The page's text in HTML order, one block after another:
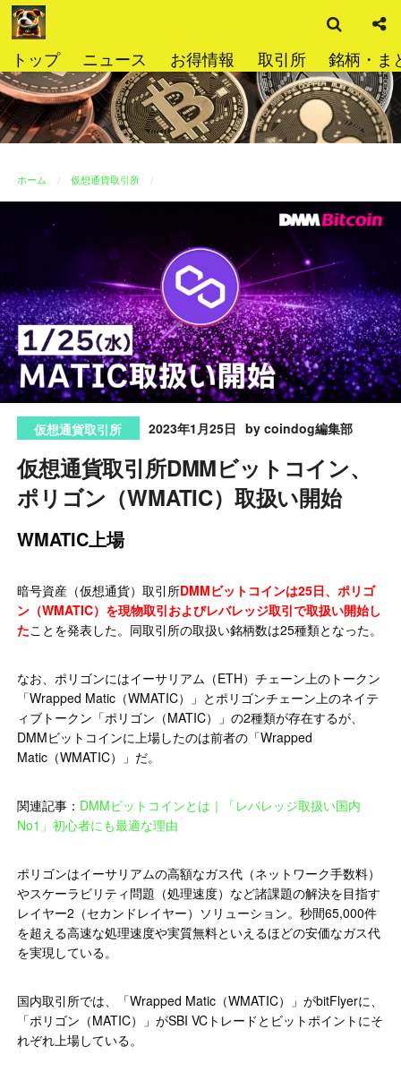
コ
ン
ン
ツ
へ
ス
プ
トップ ニュース お得情報 取引所 銘柄・ま
索
ホーム 仮想通貨取引所
仮想通貨取引所 2023年1月25日 by coindog編集部
仮想通貨取引所DMMビットコイン、
ポリゴン（WMATIC）取扱い開始
WMATIC上場
暗号資産（仮想通貨）取引所DMMビットコインは25日、ポリゴ
ン（WMATIC）を現物取引およびレバレッジ取引で取扱い開始し
たことを発表した。同取引所の取扱い銘柄数は25種類となった。
なお、ポリゴンにはイーサリアム（ETH）チェーン上のトークン
「Wrapped Matic（WMATIC）」とポリゴンチェーン上のネイテ
ィブトークン「ポリゴン（MATIC）」の2種類が存在するが、
DMMビットコインに上場したのは前者の「Wrapped
Matic（WMATIC）」だ。
関連記事： DMMビットコインとは｜「レバレッジ取扱い国内
No1」初心者にも最適な理由
ポリゴンはイーサリアムの高額なガス代（ネットワーク手数料）
やスケーラビリティ問題（処理速度）など諸課題の解決を目指す
レイヤー2（セカンドレイヤー）ソリューション。秒間65,000件
を超える高速な処理速度や実質無料といえるほどの安価なガス代
を実現している。
国内取引所では、「Wrapped Matic（WMATIC）」がbitFlyerに、
「ポリゴン（MATIC）」がSBI VCトレードとビットポイントにそ
れぞれ上場している。